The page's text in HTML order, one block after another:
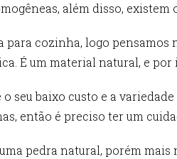
além disso, existem
para cozinha, logo
É um material natural, e por
seu baixo custo e a
então é preciso ter um
pedra natural, porém